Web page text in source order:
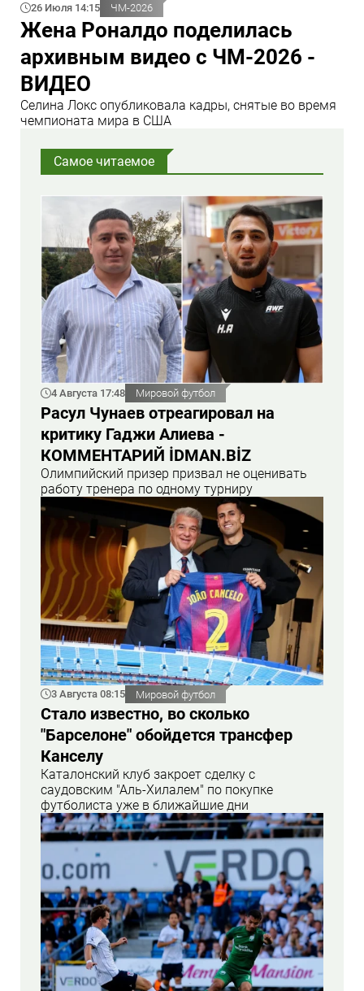
26 Июля 14:15 ЧМ-2026
Жена Роналдо поделилась
архивным видео с ЧМ-2026 -
ВИДЕО
Селина Локс опубликовала кадры, снятые во время
чемпионата мира в США
Самое читаемое
4 Августа 17:48 Мировой футбол
Расул Чунаев отреагировал на
критику Гаджи Алиева -
КОММЕНТАРИЙ İDMAN.BİZ
Олимпийский призер призвал не оценивать
работу тренера по одному турниру
3 Августа 08:15 Мировой футбол
Стало известно, во сколько
"Барселоне" обойдется трансфер
Канселу
Каталонский клуб закроет сделку с
саудовским "Аль-Хилалем" по покупке
футболиста уже в ближайшие дни